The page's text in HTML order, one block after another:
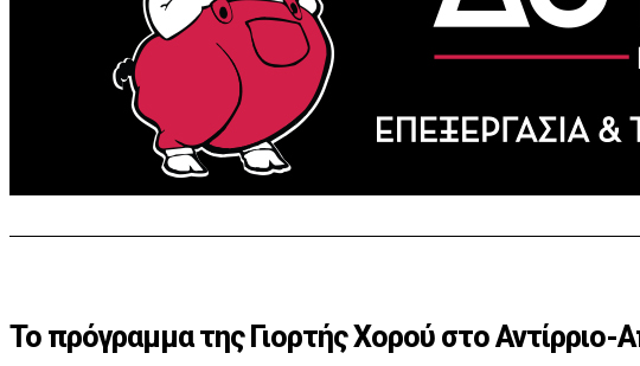
Το πρόγραμμα της Γιορτής Χορού στο Αντίρριο-